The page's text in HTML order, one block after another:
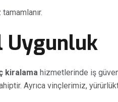
Uygunluk
kiralama hizmetlerinde iş
Ayrıca vinçlerimiz,